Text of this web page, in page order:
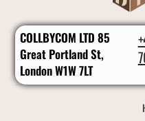
COLLBYCOM LTD 85
Great Portland St,
London W1W 7LT